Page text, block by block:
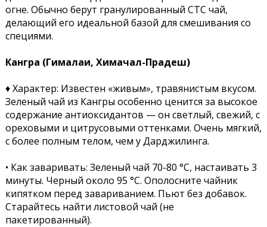
огне. Обычно берут гранулированный CTC чай,
делающий его идеальной базой для смешивания со
специями.
Кангра (Гималаи, Химачал-Прадеш)
♦ Характер: Известен «живым», травянистым вкусом.
Зеленый чай из Кангры особенно ценится за высокое
содержание антиоксидантов — он светлый, свежий, с
ореховыми и цитрусовыми оттенками. Очень мягкий,
с более полным телом, чем у Дарджилинга.
• Как заваривать: Зеленый чай 70-80 °C, настаивать 3
минуты. Черный около 95 °C. Ополосните чайник
кипятком перед завариванием. Пьют без добавок.
Старайтесь найти листовой чай (не
пакетированный).